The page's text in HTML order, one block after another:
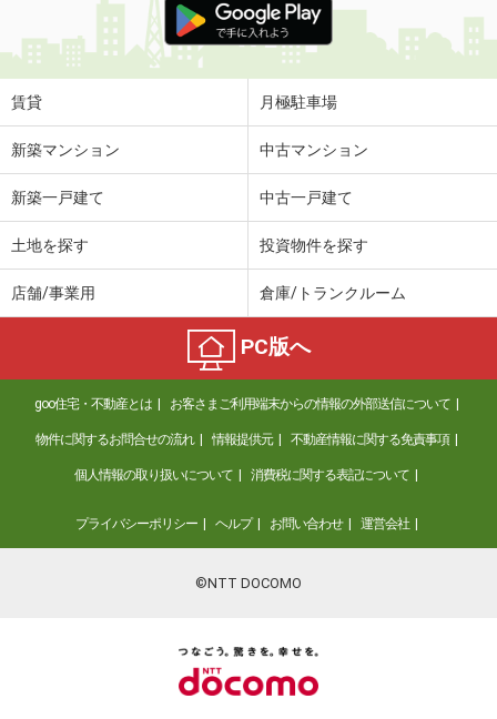
賃貸 月極駐車場
新築マンション 中古マンション
新築一戸建て 中古一戸建て
土地を探す 投資物件を探す
店舗/事業用 倉庫/トランクルーム
PC版へ
goo住宅・不動産とは お客さまご利用端末からの情報の外部送信について
物件に関するお問合せの流れ 情報提供元 不動産情報に関する免責事項
個人情報の取り扱いについて 消費税に関する表記について
プライバシーポリシー ヘルプ お問い合わせ 運営会社
©NTT DOCOMO